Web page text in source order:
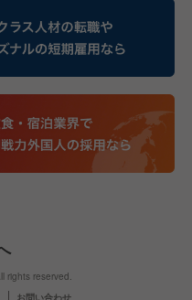
rights reserved.
お問い合わせ